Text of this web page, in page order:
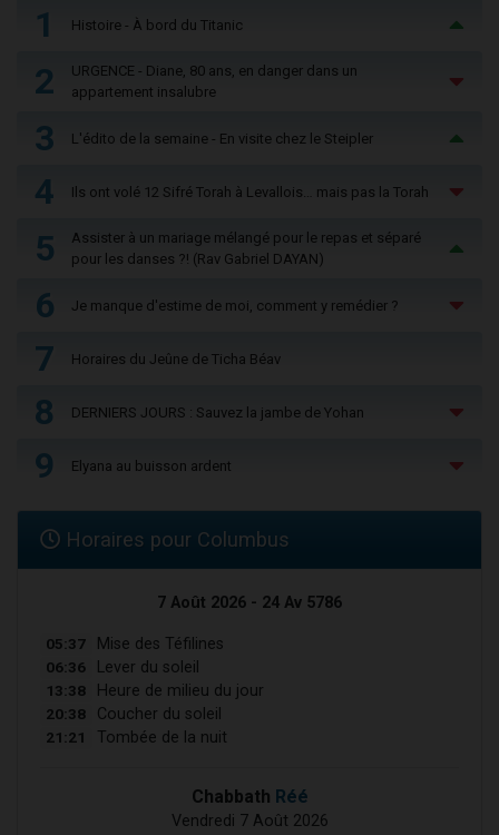
1 Histoire - À bord du Titanic
2
URGENCE - Diane, 80 ans, en danger dans un
appartement insalubre
3 L'édito de la semaine - En visite chez le Steipler
4 Ils ont volé 12 Sifré Torah à Levallois… mais pas la Torah
5
Assister à un mariage mélangé pour le repas et séparé
pour les danses ?! (Rav Gabriel DAYAN)
6 Je manque d'estime de moi, comment y remédier ?
7 Horaires du Jeûne de Ticha Béav
8 DERNIERS JOURS : Sauvez la jambe de Yohan
9 Elyana au buisson ardent
Horaires pour Columbus
7 Août 2026 - 24 Av 5786
05:37 Mise des Téfilines
06:36 Lever du soleil
13:38 Heure de milieu du jour
20:38 Coucher du soleil
21:21 Tombée de la nuit
Chabbath Réé
Vendredi 7 Août 2026